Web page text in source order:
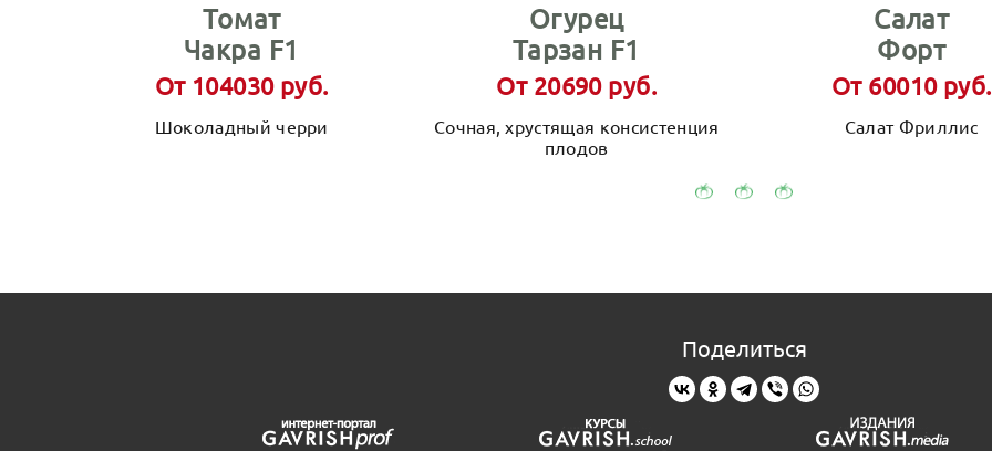
Томат
Чакра F1
От 104030 руб.
Шоколадный черри
Огурец
Тарзан F1
От 20690 руб.
Сочная, хрустящая консистенция
плодов
Салат
Форт
От 60010 руб.
Салат Фриллис
Поделиться